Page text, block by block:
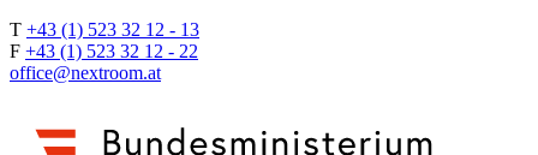
T +43 (1) 523 32 12 - 13
F +43 (1) 523 32 12 - 22
office@nextroom.at